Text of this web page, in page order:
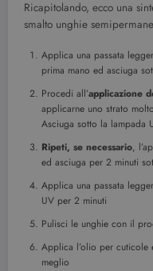
Ricapitolando, ecco una
smalto unghie
Applica una passata
prima mano ed asciuga
Procedi all’applicazione
applicarne uno strato
Asciuga sotto la lampada
Ripeti, se necessario,
ed asciuga per 2 minuti
Applica una passata
UV per 2 minuti
Pulisci le unghie con il
Applica l’olio per cuticole
meglio